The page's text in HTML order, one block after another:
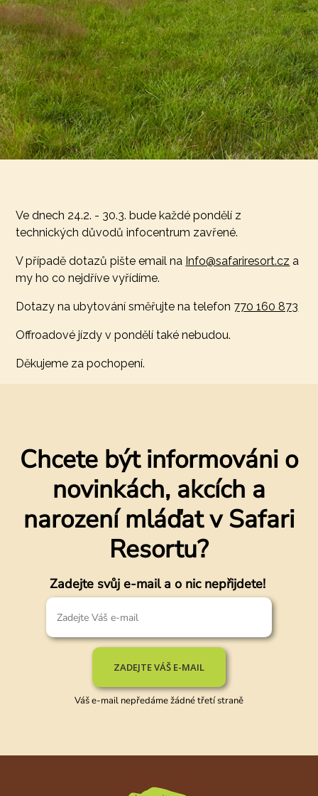
Ve dnech 24.2. - 30.3. bude každé pondělí z
technických důvodů infocentrum zavřené.
V případě dotazů pište email na Info@safariresort.cz a
my ho co nejdříve vyřídíme.
Dotazy na ubytování směřujte na telefon 770 160 873
Offroadové jízdy v pondělí také nebudou.
Děkujeme za pochopení.
Chcete být informováni o
novinkách, akcích a
narození mláďat v Safari
Resortu?
Zadejte svůj e-mail a o nic nepřijdete!
ZADEJTE VÁŠ E-MAIL
Váš e-mail nepředáme žádné třetí straně